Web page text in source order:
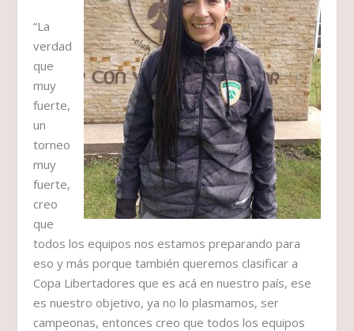
“La
verdad
que
muy
fuerte,
un
torneo
muy
fuerte,
creo
que
todos los equipos nos estamos preparando para
eso y más porque también queremos clasificar a
Copa Libertadores que es acá en nuestro país, ese
es nuestro objetivo, ya no lo plasmamos, ser
campeonas, entonces creo que todos los equipos